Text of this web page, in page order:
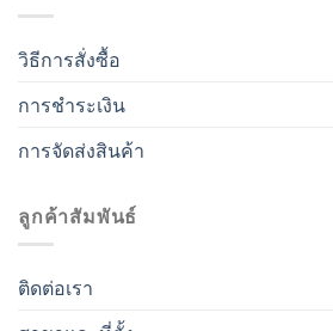
วิธีการสั่งซื้อ
การชำระเงิน
การจัดส่งสินค้า
ลูกค้าสัมพันธ์
ติดต่อเรา